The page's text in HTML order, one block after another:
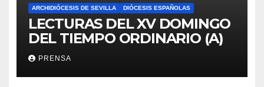
ARCHIDIÓCESIS DE SEVILLA DIÓCESIS ESPAÑOLAS
LECTURAS DEL XV DOMINGO
DEL TIEMPO ORDINARIO (A)
PRENSA